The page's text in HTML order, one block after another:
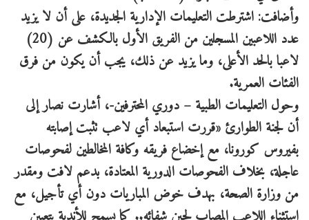
وأضافت: اشترطت التعليمات الإدارية الجديدة، على أن لا يزيد
عدد اللاعبين المسجلين من الفريق الأول بالكشف عن (20)
لاعبا بالحد الأعلى، وما يزيد عن ذلك، يجب أن يكون من فرق
الفئات العمرية.
وحول التعليمات الطبية – دوري المحترفين-، أشارت نصار إلى
أن لجنة الطوارئ «قررت استبعاد أي لاعب تثبت إصابته
بفيروس كورونا، مع إخضاع فريقه وكافة المخالطين لفحوصات
عاجلة، بخلاف الفحوصات الدورية المعتادة، بدعم لافت ومقدر
من وزارة الصحة، بهدف خوض المباريات دون أي تأجيل، مع